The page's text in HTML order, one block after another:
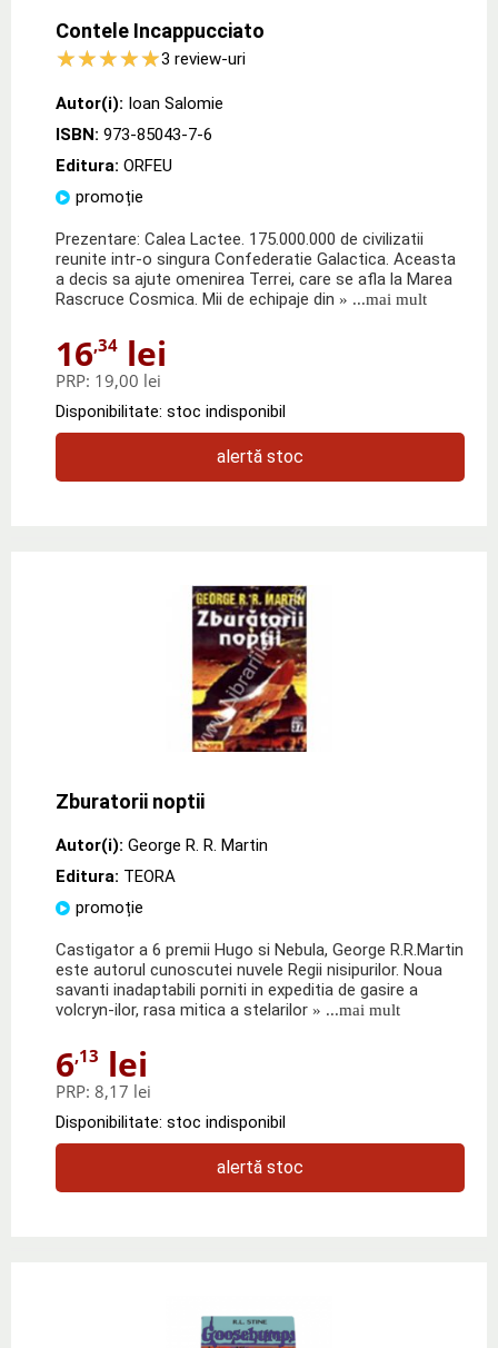
Contele Incappucciato
3 review-uri
Autor(i): Ioan Salomie
ISBN: 973-85043-7-6
Editura: ORFEU
promoție
Prezentare: Calea Lactee. 175.000.000 de civilizatii
reunite intr-o singura Confederatie Galactica. Aceasta
a decis sa ajute omenirea Terrei, care se afla la Marea
Rascruce Cosmica. Mii de echipaje din » ...mai mult
16,34 lei
PRP: 19,00 lei
Disponibilitate: stoc indisponibil
alertă stoc
Zburatorii noptii
Autor(i): George R. R. Martin
Editura: TEORA
promoție
Castigator a 6 premii Hugo si Nebula, George R.R.Martin
este autorul cunoscutei nuvele Regii nisipurilor. Noua
savanti inadaptabili porniti in expeditia de gasire a
volcryn-ilor, rasa mitica a stelarilor » ...mai mult
6,13 lei
PRP: 8,17 lei
Disponibilitate: stoc indisponibil
alertă stoc